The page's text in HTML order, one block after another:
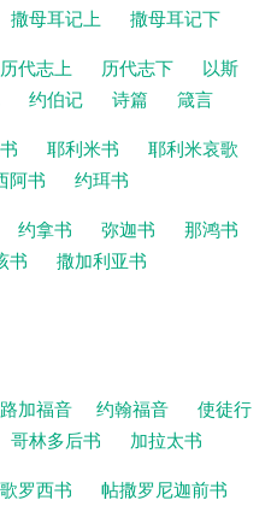
撒母耳记上
撒母耳记下
历代志上 历代志下
以斯
约伯记 诗篇
箴言
耶利米书
耶利米哀歌
阿书
约珥书
约拿书 弥迦书
那鸿书
书
撒加利亚书
路加福音 约翰福音
使徒行
哥林多后书
加拉太书
歌罗西书
帖撒罗尼迦前书